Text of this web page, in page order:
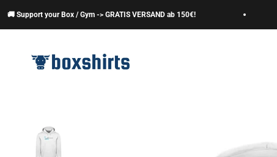
your Box / Gym -> GRATIS VERSAND ab 150€!
boxshirts